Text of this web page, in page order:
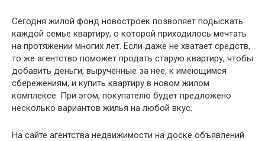
Сегодня жилой фонд новостроек позволяет подыскать
каждой семье квартиру, о которой приходилось мечтать
на протяжении многих лет. Если даже не хватает средств,
то же агентство поможет продать старую квартиру, чтобы
добавить деньги, вырученные за нее, к имеющимся
сбережениям, и купить квартиру в новом жилом
комплексе. При этом, покупателю будет предложено
несколько вариантов жилья на любой вкус.
На сайте агентства недвижимости на доске объявлений